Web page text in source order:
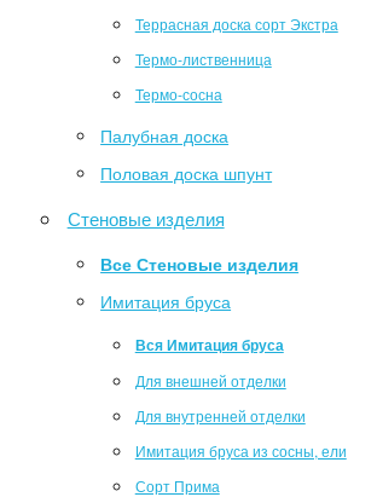
Террасная доска сорт Экстра
Термо-лиственница
Термо-сосна
Палубная доска
Половая доска шпунт
Стеновые изделия
Все Стеновые изделия
Имитация бруса
Вся Имитация бруса
Для внешней отделки
Для внутренней отделки
Имитация бруса из сосны, ели
Сорт Прима